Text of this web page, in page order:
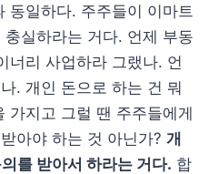
동일하다. 주주들이 이마트
실하라는 거다. 언제 부동
너리 사업하라 그랬나. 언
. 개인 돈으로 하는 건 뭐
가지고 그럴 땐 주주들에게
아야 하는 것 아닌가? 개
를 받아서 하라는 거다. 합